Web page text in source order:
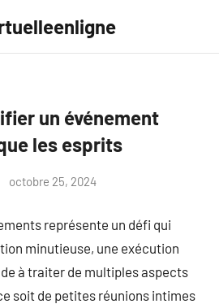
un événement
les esprits
octobre 25, 2024
représente un défi qui
minutieuse, une exécution
à traiter de multiples aspects
soit de petites réunions intimes